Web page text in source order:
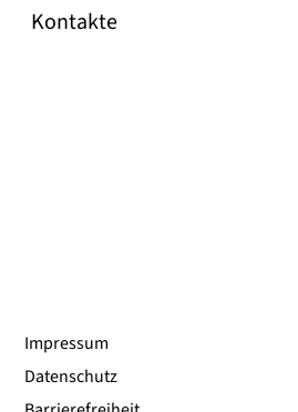
Kontakte
Impressum
Datenschutz